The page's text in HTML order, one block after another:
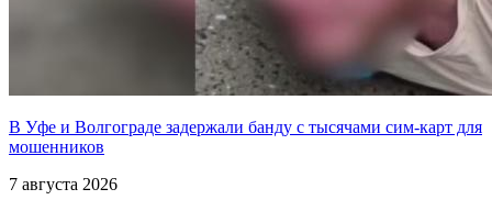
В Уфе и Волгограде задержали банду с тысячами сим-карт для
мошенников
7 августа 2026